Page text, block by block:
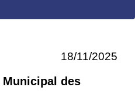
18/11/2025
des